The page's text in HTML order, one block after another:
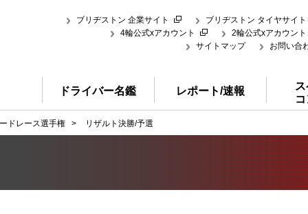
ブリヂストン 企業サイト
ブリヂストン タイヤサイト
4輪公式xアカウント
2輪公式xアカウント
サイトマップ
お問い合
ドライバー名鑑 レポート/速報
ドレース選手権 > リザルト決勝/予選